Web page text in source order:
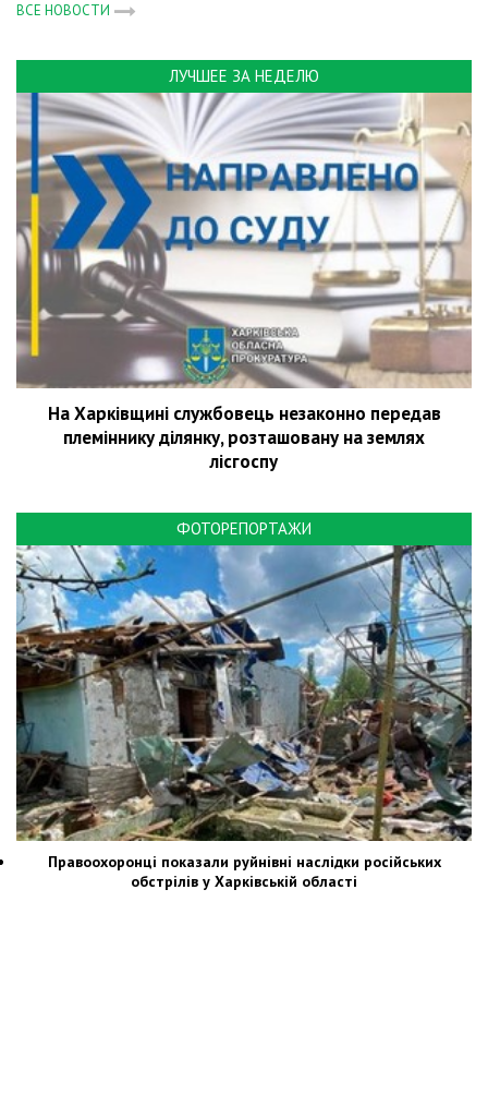
ВСЕ НОВОСТИ
ЛУЧШЕЕ ЗА НЕДЕЛЮ
На Харківщині службовець незаконно передав
племіннику ділянку, розташовану на землях
лісгоспу
ФОТОРЕПОРТАЖИ
Правоохоронці показали руйнівні наслідки російських
обстрілів у Харківській області